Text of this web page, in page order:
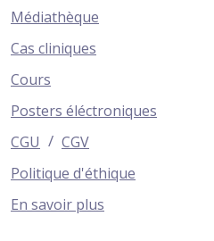
Médiathèque
Cas cliniques
Cours
Posters éléctroniques
CGU / CGV
Politique d'éthique
En savoir plus